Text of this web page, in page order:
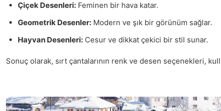
Çiçek Desenleri: Feminen bir hava katar.
Geometrik Desenler: Modern ve şık bir görünüm sağlar.
Hayvan Desenleri: Cesur ve dikkat çekici bir stil sunar.
Sonuç olarak, sırt çantalarının renk ve desen seçenekleri,